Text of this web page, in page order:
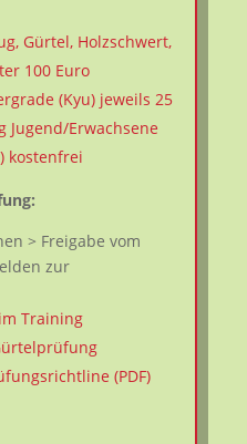
Gürtel, Holzschwert,
100 Euro
(Kyu) jeweils 25
Jugend/Erwachsene
kostenfrei
> Freigabe vom
zur
Training
(PDF)